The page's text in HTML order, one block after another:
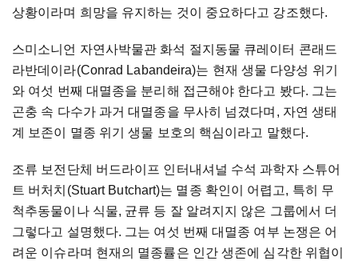
상황이라며 희망을 유지하는 것이 중요하다고 강조했다.
스미소니언 자연사박물관 화석 절지동물 큐레이터 콘래드
라반데이라(Conrad Labandeira)는 현재 생물 다양성 위기
와 여섯 번째 대멸종을 분리해 접근해야 한다고 봤다. 그는
곤충 속 다수가 과거 대멸종을 무사히 넘겼다며, 자연 생태
계 보존이 멸종 위기 생물 보호의 핵심이라고 말했다.
조류 보전단체 버드라이프 인터내셔널 수석 과학자 스튜어
트 버처치(Stuart Butchart)는 멸종 확인이 어렵고, 특히 무
척추동물이나 식물, 균류 등 잘 알려지지 않은 그룹에서 더
그렇다고 설명했다. 그는 여섯 번째 대멸종 여부 논쟁은 어
려운 이슈라며 현재의 멸종률은 인간 생존에 심각한 위협이